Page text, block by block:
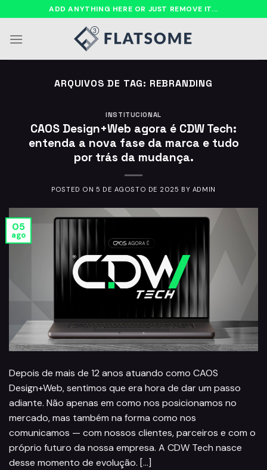
para
ADD ANYTHING HERE OR JUST REMOVE IT...
ARQUIVOS DE TAG: REBRANDING
INSTITUCIONAL
CAOS Design+Web agora é CDW Tech:
entenda a nova fase da marca e tudo
por trás da mudança.
POSTED ON 5 DE AGOSTO DE 2025 BY ADMIN
05
ago
Depois de mais de 12 anos atuando como CAOS
Design+Web, sentimos que era hora de dar um passo
adiante. Não apenas em como nos posicionamos no
mercado, mas também na forma como nos
comunicamos — com nossos clientes, parceiros e com o
próprio futuro da nossa empresa. A CDW Tech nasce
desse momento de evolução. […]